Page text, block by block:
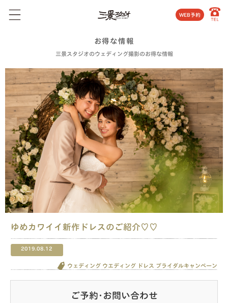
WEB予約
お得な情報
三景スタジオのウェディング撮影のお得な情報
ゆめカワイイ新作ドレスのご紹介♡♡
2019.08.12
ウェディング ウエディング ドレス ブライダルキャンペーン
ご予約･お問い合わせ